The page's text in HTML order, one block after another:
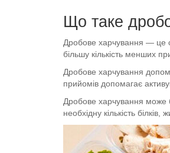
Що таке
Дробове харчування — це
більшу кількість менших
Дробове харчування
прийомів допомагає
Дробове харчування може
необхідну кількість